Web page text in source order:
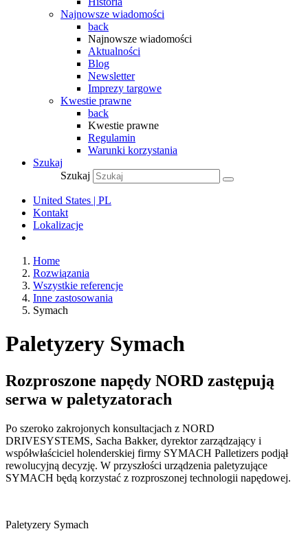
Najnowsze wiadomości
back
Najnowsze wiadomości
Aktualności
Blog
Newsletter
Imprezy targowe
Kwestie prawne
back
Kwestie prawne
Regulamin
Warunki korzystania
Szukaj
Szukaj
United States | PL
Kontakt
Lokalizacje
Home
Rozwiązania
Wszystkie referencje
Inne zastosowania
Symach
Paletyzery Symach
Rozproszone napędy NORD zastępują
serwa w paletyzatorach
Po szeroko zakrojonych konsultacjach z NORD
DRIVESYSTEMS, Sacha Bakker, dyrektor zarządzający i
współwłaściciel holenderskiej firmy SYMACH Palletizers podjął
rewolucyjną decyzję. W przyszłości urządzenia paletyzujące
SYMACH będą korzystać z rozproszonej technologii napędowej.
Paletyzery Symach